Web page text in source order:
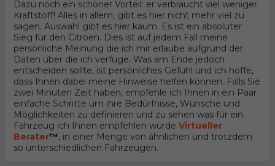
Dazu noch ein schöner Vorteil: er verbraucht viel weniger
Kraftstoff! Alles in allem, gibt es hier nicht mehr viel zu
sagen. Auswahl gibt es hier kaum. Es ist ein absoluter
Sieg für den Citroen. Dies ist auf jedem Fall meine
persönliche Meinung die ich mir erlaube aufgrund der
Daten über die ich verfüge. Was am Ende jedoch
entscheiden sollte, ist persönliches Gefühl und ich hoffe,
dass Ihnen dabei meine Hinweise helfen können. Falls Sie
zwei Minuten Zeit haben, empfehle ich Ihnen in ein Paar
einfache Schritte um ihre Bedürfnisse, Wünsche und
Möglichkeiten zu definieren und zu sehen was für ein
Fahrzeug ich Ihnen empfehlen würde Virtueller
Berater™, in einer Menge von ähnlichen und trotzdem
so unterschiedlichen Fahrzeugen.